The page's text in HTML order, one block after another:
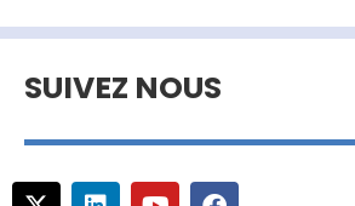
SUIVEZ NOUS